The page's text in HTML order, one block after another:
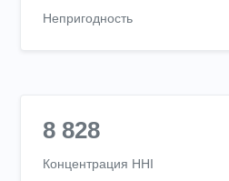
Непригодность
8 828
Концентрация HHI